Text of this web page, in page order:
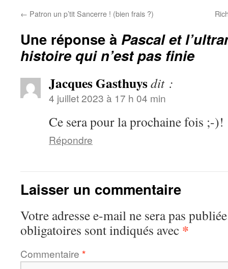
← Patron un p’tit Sancerre ! (bien frais ?)
Une réponse à Pascal et
histoire qui n’est pas finie
Jacques Gasthuysdit :
4 juillet 2023 à 17 h 04 min
Ce sera pour la prochaine fois ;-)!
Répondre
Laisser un commentaire
Votre adresse e-mail ne sera pas
obligatoires sont indiqués avec *
Commentaire *